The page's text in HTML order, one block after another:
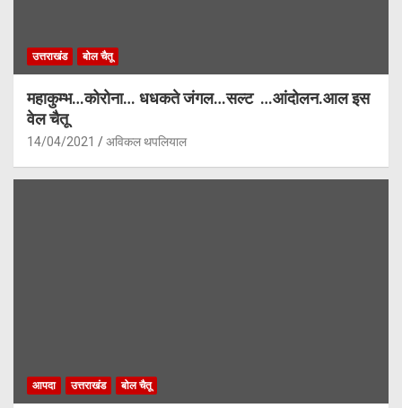
उत्तराखंड बोल चैतू
महाकुम्भ…कोरोना… धधकते जंगल…सल्ट …आंदोलन.आल इस
वेल चैतू
14/04/2021 अविकल थपलियाल
आपदा उत्तराखंड बोल चैतू